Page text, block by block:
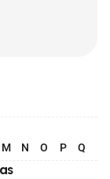
M N O P Q